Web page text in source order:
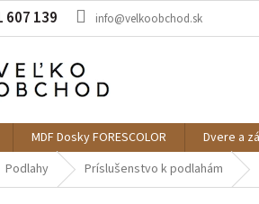
607 139 info@velkoobchod.sk
MDF Dosky FORESCOLOR Dvere a
Podlahy Príslušenstvo k podlahám